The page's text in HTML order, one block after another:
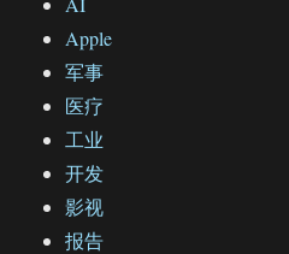
Apple
军事
医疗
工业
开发
影视
报告